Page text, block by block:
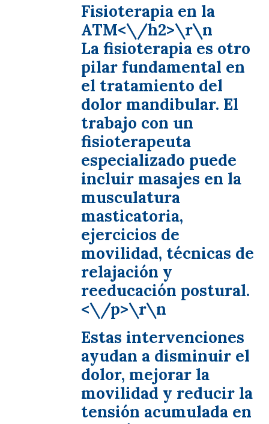
Fisioterapia en la
ATM<\/h2>\r\n
La fisioterapia es otro
pilar fundamental en
el tratamiento del
dolor mandibular. El
trabajo con un
fisioterapeuta
especializado puede
incluir masajes en la
musculatura
masticatoria,
ejercicios de
movilidad, técnicas de
relajación y
reeducación postural.
<\/p>\r\n
Estas intervenciones
ayudan a disminuir el
dolor, mejorar la
movilidad y reducir la
tensión acumulada en